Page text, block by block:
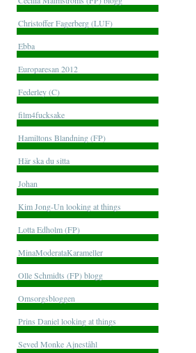
Christoffer Fagerberg (LUF)
Ebba
Europaresan 2012
Federley (C)
film4fucksake
Hamiltons Blandning (FP)
Här ska du sitta
Johan
Kim Jong-Un looking at things
Lotta Edholm (FP)
MinaModerataKarameller
Olle Schmidts (FP) blogg
Omsorgsbloggen
Prins Daniel looking at things
Seved Monke Ajneståhl